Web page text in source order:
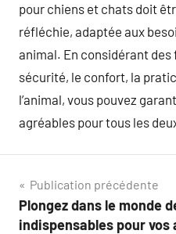
pour chiens et chats doit
réfléchie, adaptée aux
animal. En considérant
sécurité, le confort, la
l’animal, vous pouvez
agréables pour tous les
Navigation
de
Publication précédente
Plongez dans le monde
indispensables pour